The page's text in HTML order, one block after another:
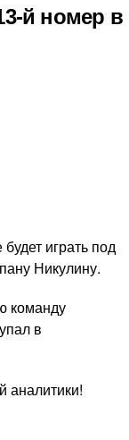
й номер в
играть под
Никулину.
команду
в
аналитики!